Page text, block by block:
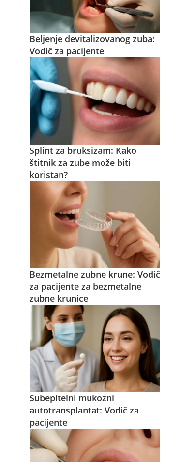
Beljenje devitalizovanog zuba:
Vodič za pacijente
Splint za bruksizam: Kako
štitnik za zube može biti
koristan?
Bezmetalne zubne krune: Vodič
za pacijente za bezmetalne
zubne krunice
Subepitelni mukozni
autotransplantat: Vodič za
pacijente